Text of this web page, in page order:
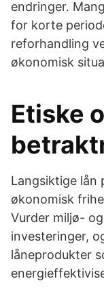
endringer.
for korte
reforhandling
økonomisk
Etiske
Langsiktige lån
økonomisk
Vurder miljø-
investeringer,
låneprodukter